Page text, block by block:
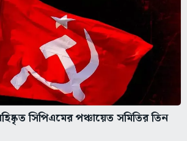
সিপিএমের পঞ্চায়েত সমিতির তিন